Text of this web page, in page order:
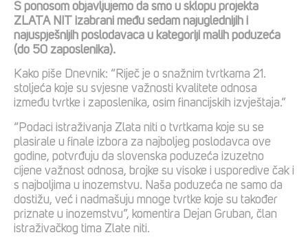
S ponosom objavljujemo da smo u sklopu projekta
ZLATA NIT izabrani među sedam najuglednijih i
najuspješnijih poslodavaca u kategoriji malih poduzeća
(do 50 zaposlenika).
Kako piše Dnevnik: “Riječ je o snažnim tvrtkama 21.
stoljeća koje su svjesne važnosti kvalitete odnosa
između tvrtke i zaposlenika, osim financijskih izvještaja.”
“Podaci istraživanja Zlata niti o tvrtkama koje su se
plasirale u finale izbora za najboljeg poslodavca ove
godine, potvrđuju da slovenska poduzeća izuzetno
cijene važnost odnosa, brojke su visoke i usporedive čak i
s najboljima u inozemstvu. Naša poduzeća ne samo da
dostižu, već i nadmašuju mnoge tvrtke koje su također
priznate u inozemstvu”, komentira Dejan Gruban, član
istraživačkog tima Zlate niti.